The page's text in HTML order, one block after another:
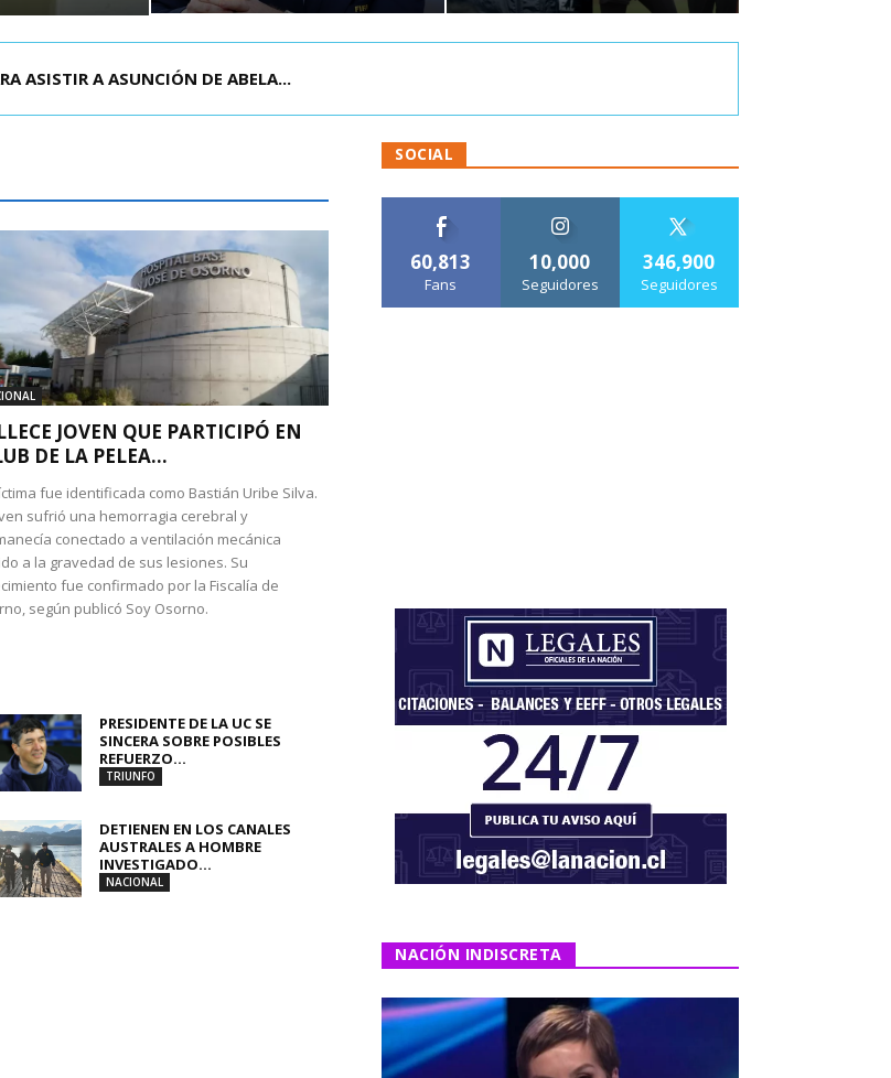
AHORA ES HACER INTER...
ASISTIR A ASUNCIÓN DE ABELA...
JOVEN QUE PARTICIPÓ EN
DE LA PELEA...
fue identificada como Bastián Uribe Silva.
sufrió una hemorragia cerebral y
conectado a ventilación mecánica
a la gravedad de sus lesiones. Su
fue confirmado por la Fiscalía de
según publicó Soy Osorno.
PRESIDENTE DE LA UC SE
SINCERA SOBRE POSIBLES
REFUERZO...
TRIUNFO
DETIENEN EN LOS CANALES
AUSTRALES A HOMBRE
INVESTIGADO...
NACIONAL
SOCIAL
60,813
Fans
10,000
Seguidores
346,900
Seguidores
NACIÓN INDISCRETA